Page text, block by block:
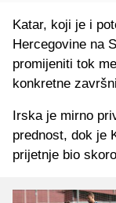
Katar, koji je i
Hercegovine na
promijeniti tok
konkretne
Irska je mirno
prednost, dok je
prijetnje bio